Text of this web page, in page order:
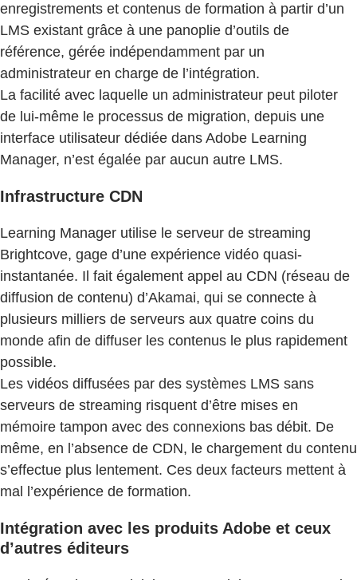
enregistrements et contenus de formation à partir d’un
LMS existant grâce à une panoplie d’outils de
référence, gérée indépendamment par un
administrateur en charge de l’intégration.
La facilité avec laquelle un administrateur peut piloter
de lui-même le processus de migration, depuis une
interface utilisateur dédiée dans Adobe Learning
Manager, n’est égalée par aucun autre LMS.
Infrastructure CDN
Learning Manager utilise le serveur de streaming
Brightcove, gage d’une expérience vidéo quasi-
instantanée. Il fait également appel au CDN (réseau de
diffusion de contenu) d’Akamai, qui se connecte à
plusieurs milliers de serveurs aux quatre coins du
monde afin de diffuser les contenus le plus rapidement
possible.
Les vidéos diffusées par des systèmes LMS sans
serveurs de streaming risquent d’être mises en
mémoire tampon avec des connexions bas débit. De
même, en l’absence de CDN, le chargement du contenu
s’effectue plus lentement. Ces deux facteurs mettent à
mal l’expérience de formation.
Intégration avec les produits Adobe et ceux
d’autres éditeurs